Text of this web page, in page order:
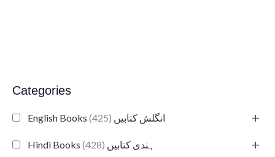
Categories
English Books انگلش کتابیں (425) +
Hindi Books ہندی کتابیں (428) +